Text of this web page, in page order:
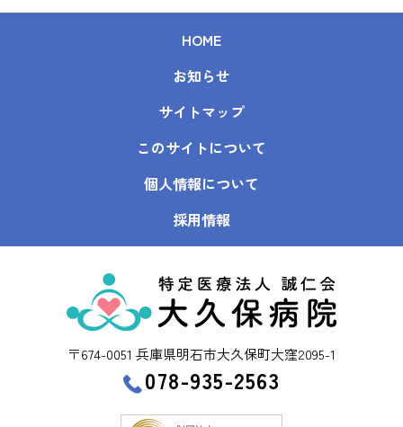
HOME
お知らせ
サイトマップ
このサイトについて
個人情報について
採用情報
〒674-0051 兵庫県明石市大久保町大窪2095-1
078-935-2563